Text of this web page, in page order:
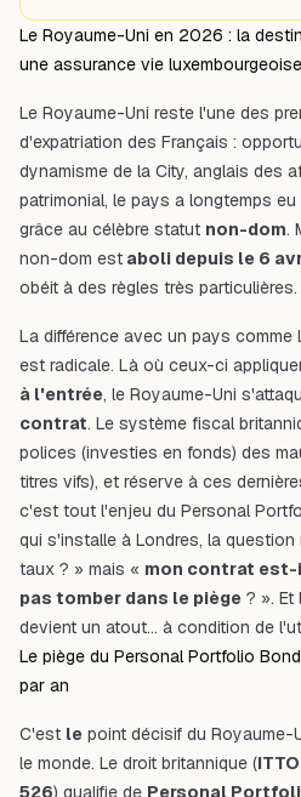
Le Royaume-Uni en 2026 : la
une assurance vie luxembourgeoise
Le Royaume-Uni reste l'une des
d'expatriation des Français :
dynamisme de la City, anglais des
patrimonial, le pays a longtemps
grâce au célèbre statut non-dom.
non-dom est aboli depuis le 6
obéit à des règles très particulières.
La différence avec un pays comme
est radicale. Là où ceux-ci
à l'entrée, le Royaume-Uni
contrat. Le système fiscal
polices (investies en fonds) des
titres vifs), et réserve à ces
c'est tout l'enjeu du Personal
qui s'installe à Londres, la
taux ? » mais « mon contrat est-
pas tomber dans le piège ? ». Et
devient un atout… à condition de
Le piège du Personal Portfolio
par an
C'est le point décisif du Royaume-
le monde. Le droit britannique (
526) qualifie de Personal